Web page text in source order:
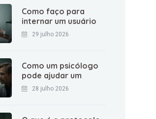
Como faço para
internar um usuário
29 julho 2026
Como um psicólogo
pode ajudar um
28 julho 2026